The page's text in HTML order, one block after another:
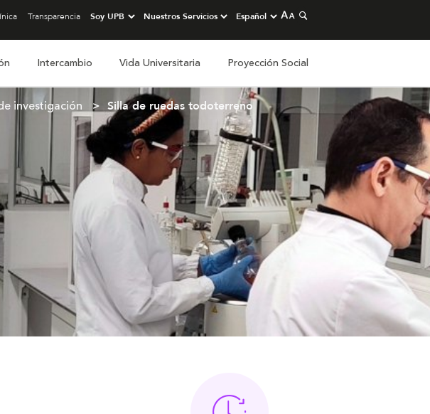
Transparencia
Intercambio Vida Universitaria Proyección Social
investigación Silla de ruedas todoterreno